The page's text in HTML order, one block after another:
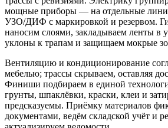
мощные приборы — на отдельные
УЗО/ДИФ с маркировкой и резервом.
наносим слоями, закладываем ленты в
уклоны к трапам и защищаем мокрые
Вентиляцию и кондиционирование
мебелью; трассы скрываем, оставляя
Финиши подбираем в единой
грунты, шпаклёвки, краски, клеи и
предсказуемы. Приёмку материалов
документами, ведём складской учёт и